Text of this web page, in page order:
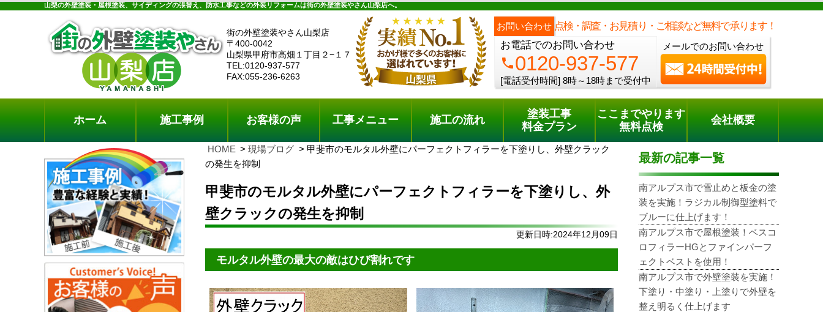
山梨の外壁塗装・屋根塗装、サイディングの張替え、防水工事などの外装リフォームは街の外壁塗装やさん山梨店へ。
街の外壁塗装やさん山梨店
〒400-0042
山梨県甲府市高畑１丁目２−１７
TEL:0120-937-577
FAX:055-236-6263
お問い合わせ 点検・調査・お見積り・ご相談など無料で承ります！
お電話でのお問い合わせ
phone0120-937-577
[電話受付時間] 8時～18時まで受付中
メールでのお問い合わせ
料金プラン 無料点検
電話でのご相談 [8時～18時まで受付中]
phone0120-937-577
ホーム 施工事例 お客様の声 工事メニュー 施工の流れ
塗装工事
料金プラン
ここまでやります
無料点検
会社概要
HOME 現場ブログ
甲斐市のモルタル外壁にパーフェクトフィラーを下塗りし、外壁クラック
の発生を抑制
甲斐市のモルタル外壁にパーフェクトフィラーを下塗りし、外
壁クラックの発生を抑制
更新日時:2024年12月09日
モルタル外壁の最大の敵はひび割れです
最新の記事一覧
南アルプス市で雪止めと板金の塗
装を実施！ラジカル制御型塗料で
ブルーに仕上げます！
南アルプス市で屋根塗装！ベスコ
ロフィラーHGとファインパーフ
ェクトベストを使用！
南アルプス市で外壁塗装を実施！
下塗り・中塗り・上塗りで外壁を
整え明るく仕上げます